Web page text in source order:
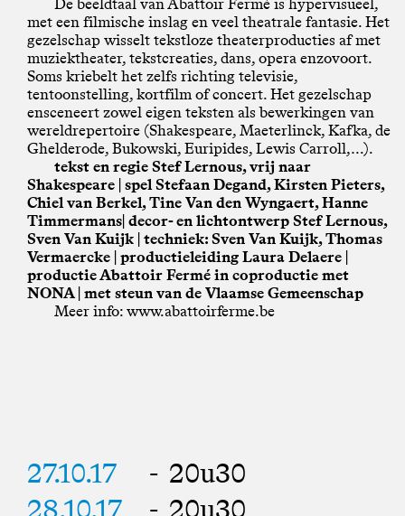
De beeldtaal van Abattoir Fermé is hypervisueel,
met een filmische inslag en veel theatrale fantasie. Het
gezelschap wisselt tekstloze theaterproducties af met
muziektheater, tekstcreaties, dans, opera enzovoort.
Soms kriebelt het zelfs richting televisie,
tentoonstelling, kortfilm of concert. Het gezelschap
ensceneert zowel eigen teksten als bewerkingen van
wereldrepertoire (Shakespeare, Maeterlinck, Kafka, de
Ghelderode, Bukowski, Euripides, Lewis Carroll,…).
tekst en regie Stef Lernous, vrij naar
Shakespeare | spel Stefaan Degand, Kirsten Pieters,
Chiel van Berkel, Tine Van den Wyngaert, Hanne
Timmermans| decor- en lichtontwerp Stef Lernous,
Sven Van Kuijk | techniek: Sven Van Kuijk, Thomas
Vermaercke | productieleiding Laura Delaere |
productie Abattoir Fermé in coproductie met
NONA | met steun van de Vlaamse Gemeenschap
Meer info: www.abattoirferme.be
27.10.17
- 20u30
28.10.17
- 20u30